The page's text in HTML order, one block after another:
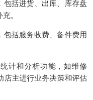
包括进货、出库、库存盘
。
包括服务收费、备件费用
计和分析功能，如维修
店主进行业务决策和评估